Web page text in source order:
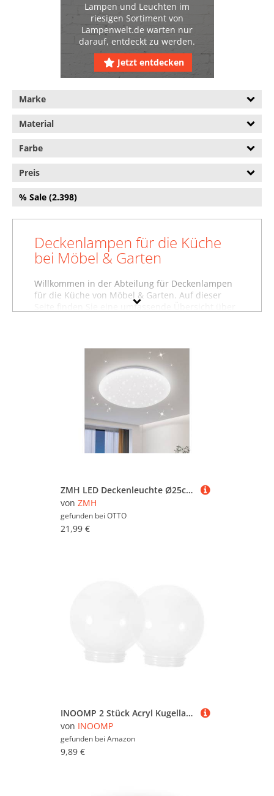
Designerlampen (911)
Hängelampen (144.529)
Kronleuchter (28.916)
Nachtlichter (34.737)
Taschenlampen (16.762)
Wandbeleuchtung (142.406)
Lampen und Leuchten im
riesigen Sortiment von
Lampenwelt.de warten nur
darauf, entdeckt zu werden.
Jetzt entdecken
Marke
Material
Farbe
Preis
% Sale (2.398)
Deckenlampen für die Küche
bei Möbel & Garten
Willkommen in der Abteilung für Deckenlampen
für die Küche von Möbel & Garten. Auf dieser
Seite finden Sie eine umfassende Übersicht über
Nettlife ,ZMH
TKAAKToderEINNENFFER
sich in Ruhe um und vergleichen Sie. Um
gezielter zu suchen, können Sie die
Deckenlampen für die Küche mit Hilfe der Filter
weiter einschränken und so gezielt nach
bestimmten Marken, Preiskategorien oder
reduzierten Angeboten suchen. Sollten Sie nicht
fündig werden, können Sie sich auch im
ZMH LED Deckenleuchte Ø25cm Schlafzimmerlampe Sternenhimmel 12W Schlafzimmer, Nicht dimmbar, LED fest integriert, 6000k, Rund Kinderzimmerlampe für Küche Büro
von ZMH
gefunden bei OTTO
21,99 €
INOOMP 2 Stück Acryl Kugellampenschirm Milchig Weiß Øcm Deckenleuchte Ersatzschirm Für Pendelleuchte Wohnzimmer Schlafzimmer Küche
von INOOMP
gefunden bei Amazon
9,89 €